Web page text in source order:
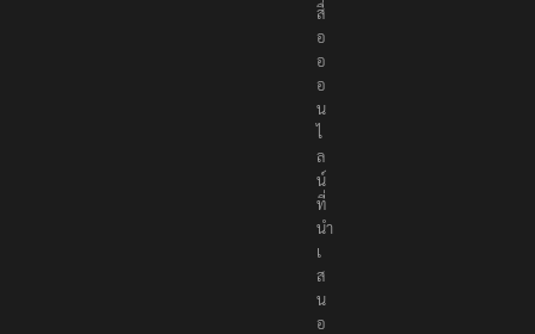
สื่
อ
อ
อ
น
ไ
ล
น์
ที่
นำ
เ
ส
น
อ